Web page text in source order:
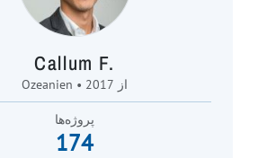
Callum F.
Ozeanien • از 2017
پروژه‌ها
174